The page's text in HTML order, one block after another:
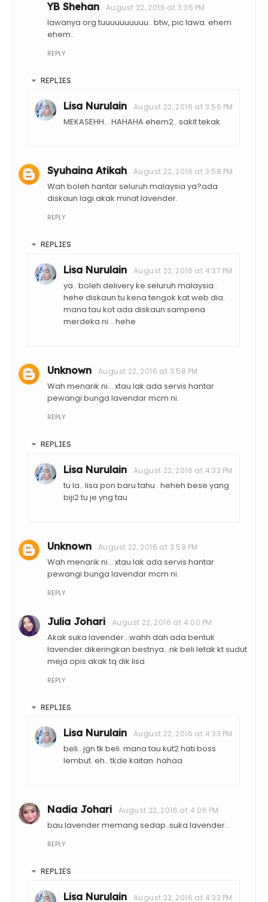
YB Shehan August 22, 2016 at 3:35 PM
lawanya org tuuuuuuuuuu.. btw, pic lawa. ehem
ehem..
REPLY
REPLIES
Lisa Nurulain August 22, 2016 at 3:56 PM
MEKASEHH... HAHAHA ehem2.. sakit tekak
Syuhaina Atikah August 22, 2016 at 3:58 PM
Wah boleh hantar seluruh malaysia ya?ada
diskaun lagi.akak minat lavender.
REPLY
REPLIES
Lisa Nurulain August 22, 2016 at 4:37 PM
ya.. boleh delivery ke seluruh malaysia..
hehe diskaun tu kena tengok kat web dia.
mana tau kot ada diskaun sampena
merdeka ni .. hehe
Unknown August 22, 2016 at 3:58 PM
Wah menarik ni... xtau lak ada servis hantar
pewangi bunga lavendar mcm ni.
REPLY
REPLIES
Lisa Nurulain August 22, 2016 at 4:32 PM
tu la.. lisa pon baru tahu . heheh bese yang
biji2 tu je yng tau
Unknown August 22, 2016 at 3:59 PM
Wah menarik ni... xtau lak ada servis hantar
pewangi bunga lavendar mcm ni.
REPLY
Julia Johari August 22, 2016 at 4:00 PM
Akak suka lavender...wahh dah ada bentuk
lavender dikeringkan bestnya...nk beli letak kt sudut
meja opis akak tq dik lisa
REPLY
REPLIES
Lisa Nurulain August 22, 2016 at 4:33 PM
beli.. jgn tk beli. mana tau kut2 hati boss
lembut. eh.. tkde kaitan .hahaa
Nadia Johari August 22, 2016 at 4:06 PM
bau lavender memang sedap..suka lavender..
REPLY
REPLIES
Lisa Nurulain August 22, 2016 at 4:33 PM